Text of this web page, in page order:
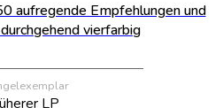
aufregende Empfehlungen und
vierfarbig
LP